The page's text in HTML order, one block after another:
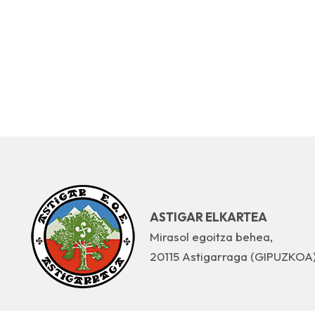
ASTIGAR ELKARTEA
Mirasol egoitza behea,
20115 Astigarraga